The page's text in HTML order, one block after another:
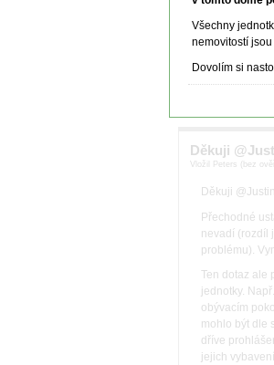
Všechny
nemovitostí
Dovolím si
Děkuji
Vložil Peters (bez
Děkuji
Přechodné
nevadí (rozdíl
problému).
Ten dotaz ale
jednotky.
obývacím
mohlo být dle
dříve
jejich